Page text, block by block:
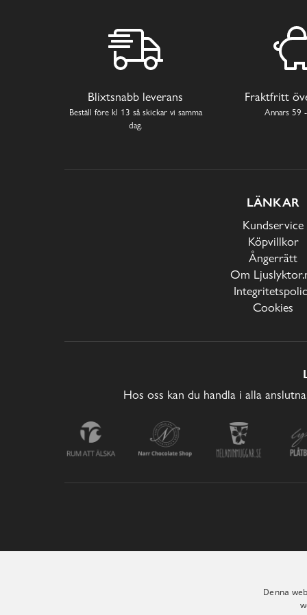
Blixtsnabb leverans
Beställ före kl 13 så skickar vi samma
dag.
Fraktfritt
Annars 59
LÄNKAR
Kundservice
Köpvillkor
Ångerrätt
Om
Cookies
Hos oss kan du handla i alla
Denna